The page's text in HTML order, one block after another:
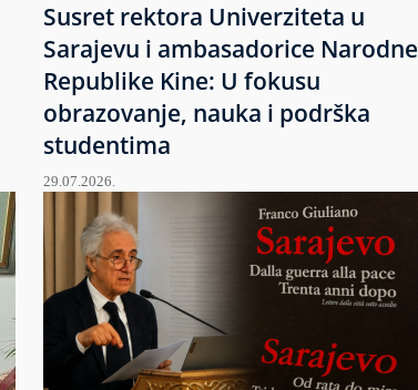
Susret rektora Univerziteta u
Sarajevu i ambasadorice Narodne
Republike Kine: U fokusu
obrazovanje, nauka i podrška
studentima
29.07.2026.